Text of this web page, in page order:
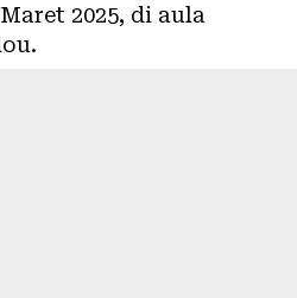
2025, di aula